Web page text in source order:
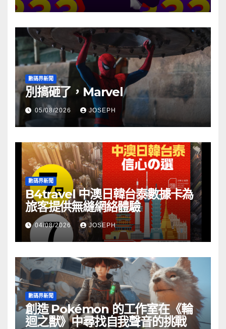
數碼界新聞
別搞砸了，Marvel
05/08/2026 JOSEPH
數碼界新聞
B4travel 中澳日韓台泰數據卡為
旅客提供無縫網絡體驗
04/08/2026 JOSEPH
數碼界新聞
創造 Pokémon 的工作室在《輪
迴之獸》中尋找自我聲音的挑戰